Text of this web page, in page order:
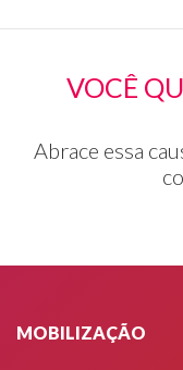
VOCÊ
Abrace essa
MOBILIZAÇÃO